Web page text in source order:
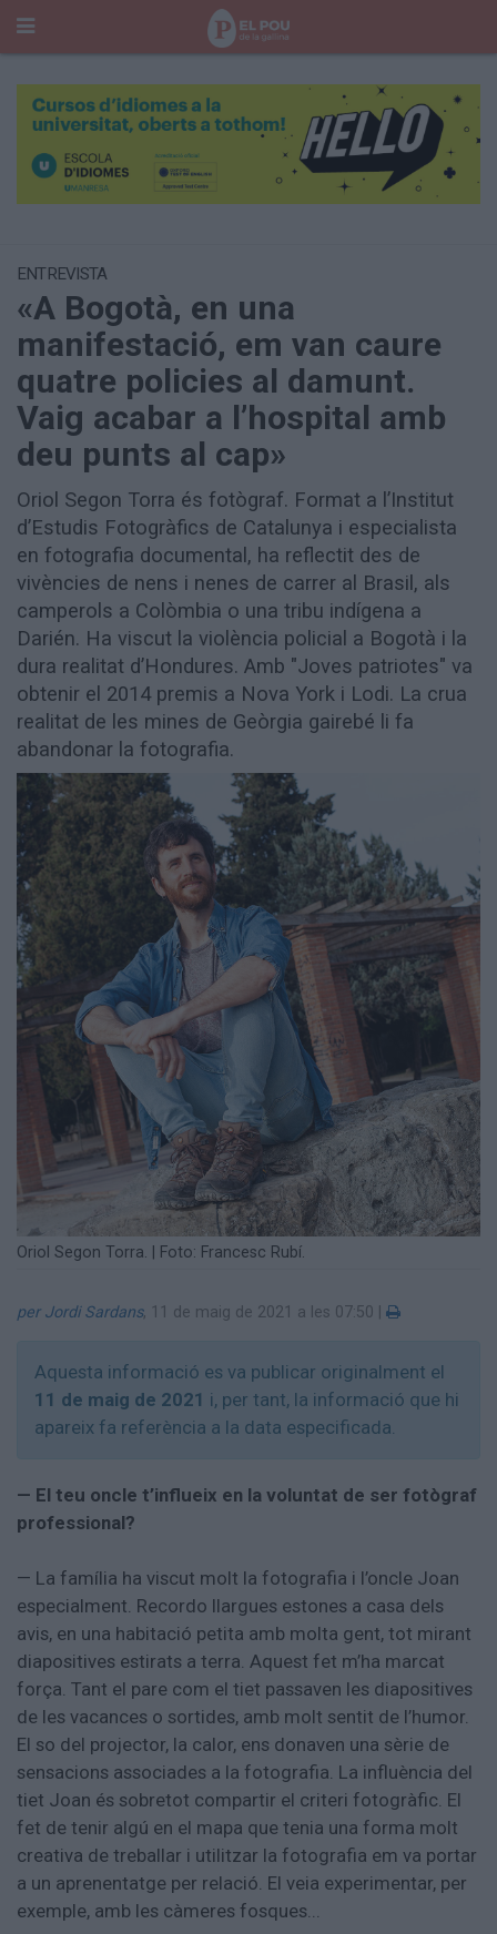
Cerca
Temes del Pou
Cròniques des de Manresa
Paisatge
Taula Rodona
Consells
Opinió
El Cul del Pou
Qui Som
Aniversaris
Hemeroteca
Premis Oleguer Bisbal
Subscriu-te
ENTREVISTA
«A Bogotà, en una
manifestació, em van caure
quatre policies al damunt.
Vaig acabar a l’hospital amb
deu punts al cap»
Oriol Segon Torra és fotògraf. Format a l’Institut
d’Estudis Fotogràfics de Catalunya i especialista
en fotografia documental, ha reflectit des de
vivències de nens i nenes de carrer al Brasil, als
camperols a Colòmbia o una tribu indígena a
Darién. Ha viscut la violència policial a Bogotà i la
dura realitat d’Hondures. Amb "Joves patriotes" va
obtenir el 2014 premis a Nova York i Lodi. La crua
realitat de les mines de Geòrgia gairebé li fa
abandonar la fotografia.
Oriol Segon Torra. | Foto: Francesc Rubí.
per Jordi Sardans, 11 de maig de 2021 a les 07:50
Aquesta informació es va publicar originalment el
11 de maig de 2021 i, per tant, la informació que hi
apareix fa referència a la data especificada.
— El teu oncle t’influeix en la voluntat de ser fotògraf
professional?
— La família ha viscut molt la fotografia i l’oncle Joan
especialment. Recordo llargues estones a casa dels
avis, en una habitació petita amb molta gent, tot mirant
diapositives estirats a terra. Aquest fet m’ha marcat
força. Tant el pare com el tiet passaven les diapositives
de les vacances o sortides, amb molt sentit de l’humor.
El so del projector, la calor, ens donaven una sèrie de
sensacions associades a la fotografia. La influència del
tiet Joan és sobretot compartir el criteri fotogràfic. El
fet de tenir algú en el mapa que tenia una forma molt
creativa de treballar i utilitzar la fotografia em va portar
a un aprenentatge per relació. El veia experimentar, per
exemple, amb les càmeres fosques...